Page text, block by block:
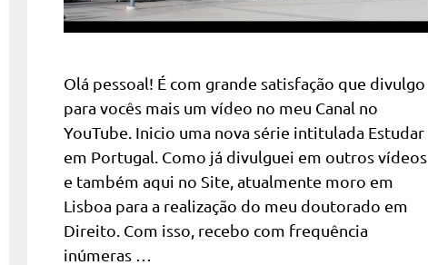
Olá pessoal! É com grande satisfação que divulgo
para vocês mais um vídeo no meu Canal no
YouTube. Inicio uma nova série intitulada Estudar
em Portugal. Como já divulguei em outros vídeos
e também aqui no Site, atualmente moro em
Lisboa para a realização do meu doutorado em
Direito. Com isso, recebo com frequência
inúmeras …